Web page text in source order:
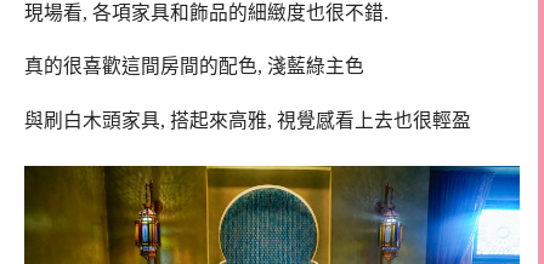
現場看, 各項家具和飾品的細緻度也很不錯.
真的很喜歡這間房間的配色, 淺藍綠主色
與刷白木頭家具, 搭起來高雅, 視覺感看上去也很輕盈